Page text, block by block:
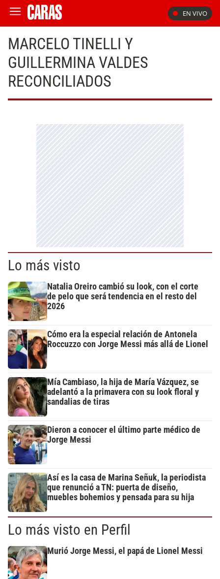
EN VIVO
MARCELO TINELLI Y
GUILLERMINA VALDES
RECONCILIADOS
Lo más visto
Natalia Oreiro cambió su look, con el corte
de pelo que será tendencia en el resto del
2026
Cómo era la especial relación de Antonela
Roccuzzo con Jorge Messi más allá de Lionel
Mía Cambiaso, la hija de María Vázquez, se
adelantó a la primavera con su look floral y
sandalias de tiras
Dieron a conocer el último parte médico de
Jorge Messi
Así es la casa de Marina Señuk, la periodista
que renunció a TN: puerta de diseño,
muebles bohemios y pensada para su hija
Lo más visto en Perfil
Murió Jorge Messi, el papá de Lionel Messi